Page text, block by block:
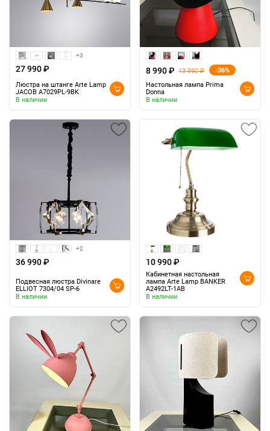
+3
27 990 ₽
Люстра на штанге Arte Lamp
JACOB A7029PL-9BK
В наличии
8 990 ₽ 13 990 ₽
-36%
Настольная лампа Prima
Donna
В наличии
+2
36 990 ₽
Подвесная люстра Divinare
ELLIOT 7304/04 SP-6
В наличии
10 990 ₽
Кабинетная настольная
лампа Arte Lamp BANKER
A2492LT-1AB
В наличии